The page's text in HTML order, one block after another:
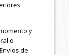
y
o
de